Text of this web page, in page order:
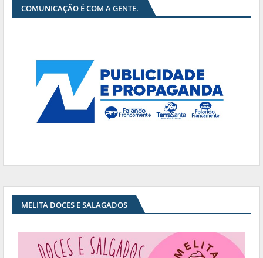
COMUNICAÇÃO É COM A GENTE.
MELITA DOCES E SALAGADOS